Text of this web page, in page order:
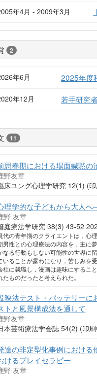
年4月 - 2009年3月
2
年6月 2025年度
年12月 若手研究
11
思春期における場面緘黙
野友章
床ユング心理学研究 12(1) (
理学的な子どもから大人
野 友章
庭療法学研究 38(3) 43-52
代の青年期のクライエントは，心
男性との心理療法の内容を，主に
なる行動もしない可能性の世界に
いることが露わになり，苦しみを
社に就職し，漫画は趣味にするこ
たものだったと考えられた。
映法テスト・バッテリーに
トと風景構成法を通して
野友章
本芸術療法学会誌 54(2) (印
達の非定型化事例におけ
けるプレイセラピー
野 友章